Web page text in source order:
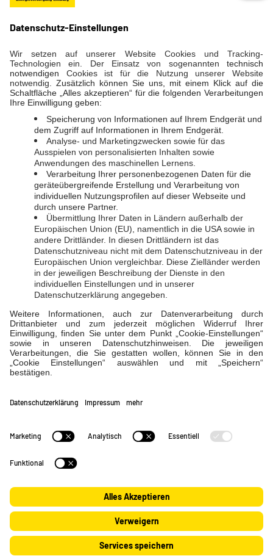
Telefon06431 2903-800
E-Mail
servicecenter@evl.de
SOCIAL MEDIA
Instagram
Facebook
LINKS
EVL-Direkt
LahnEnergie
Impressum|Datenschutz| Schlichtungsstelle
|Barrierefreiheitserklärung|Cookie-Einstellungen
© 2026 EVL. All rights reserved